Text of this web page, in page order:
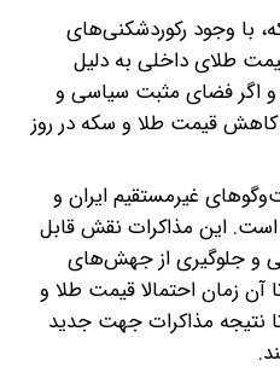
با وجود رکوردشکنی‌های
طلای داخلی به دلیل
اگر فضای مثبت سیاسی و
کاهش قیمت طلا و سکه در روز
غیرمستقیم ایران و
است. این مذاکرات نقش قابل
و جلوگیری از جهش‌های
آن زمان احتمالا قیمت طلا و
نتیجه مذاکرات جهت جدید